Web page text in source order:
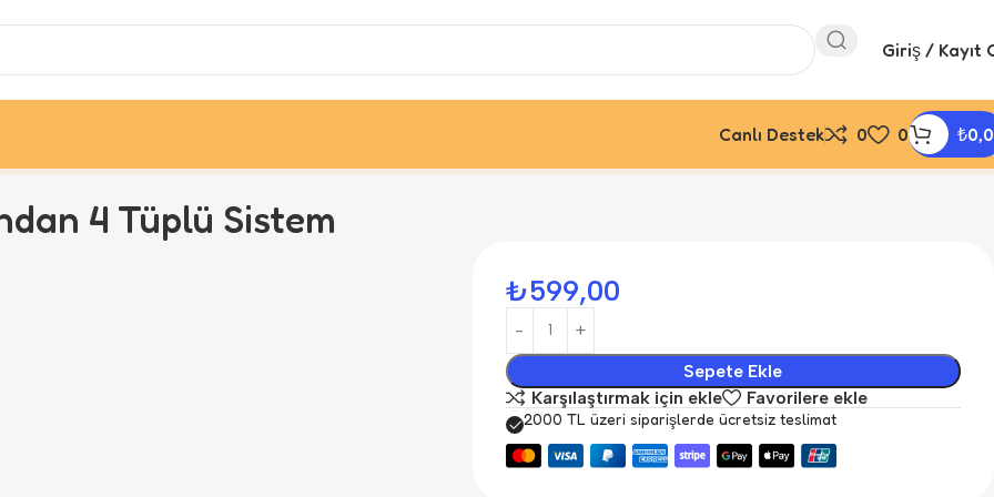
Giriş / Kayıt
Canlı Destek 0 0 ₺
4 Tüplü Sistem
₺599,00
Sepete Ekle
Karşılaştırmak için ekle
Favorilere ekle
2000 TL üzeri siparişlerde ücretsiz teslimat